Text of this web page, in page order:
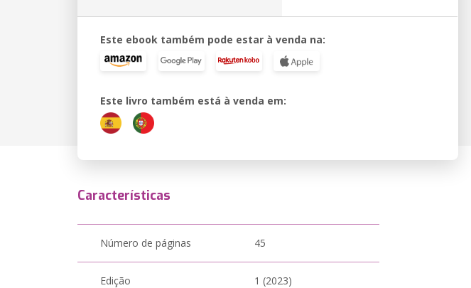
Este ebook também pode estar à venda na:
Este livro também está à venda em:
Características
Número de páginas 45
Edição 1 (2023)